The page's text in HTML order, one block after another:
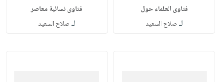
فتاوى العلماء حول
لـ صلاح السعيد
فتاوى نسائية معاصر
لـ صلاح السعيد